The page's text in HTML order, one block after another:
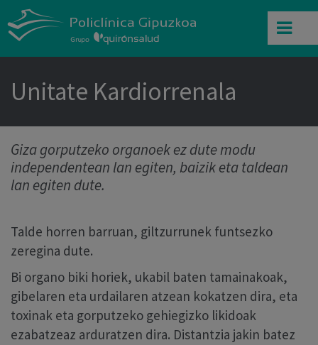
Unitate Kardiorrenala
Giza gorputzeko organoek ez dute modu
independentean lan egiten, baizik eta taldean
lan egiten dute.
Talde horren barruan, giltzurrunek funtsezko
zeregina dute.
Bi organo biki horiek, ukabil baten tamainakoak,
gibelaren eta urdailaren atzean kokatzen dira, eta
toxinak eta gorputzeko gehiegizko likidoak
ezabatzeaz arduratzen dira. Distantzia jakin batez